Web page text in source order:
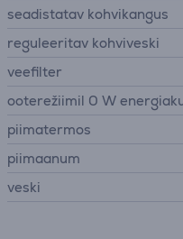
seadistatav kohvikangus
reguleeritav kohviveski
veefilter
ooterežiimil 0 W
piimatermos
piimaanum
veski